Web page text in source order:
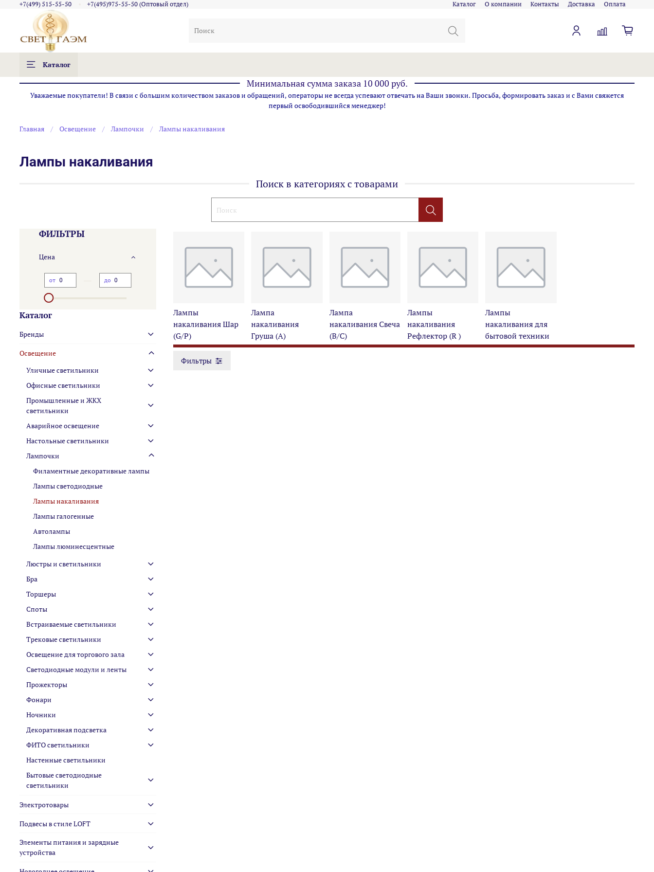
Каталог О компании Контакты Доставка Оплата
+7(499) 515-55-50 +7(495)975-55-50 (Оптовый отдел)
Каталог
Минимальная сумма заказа 10 000 руб.
Уважаемые покупатели! В связи с большим количеством заказов и обращений, операторы не всегда успевают отвечать на Ваши звонки. Просьба, формировать заказ и с Вами свяжется
первый освободившийся менеджер!
Главная Освещение Лампочки Лампы накаливания
Лампы накаливания
Поиск в категориях с товарами
Лампы
накаливания Шар
(G/P)
Лампа
накаливания
Груша (A)
Лампа
накаливания Свеча
(B/C)
Лампы
накаливания
Рефлектор (R )
Лампы
накаливания для
бытовой техники
Фильтры
ФИЛЬТРЫ
Цена
от до
Каталог
Бренды
Освещение
Уличные светильники
Офисные светильники
Промышленные и ЖКХ
светильники
Аварийное освещение
Настольные светильники
Лампочки
Филаментные декоративные лампы
Лампы cветодиодные
Лампы накаливания
Лампы галогенные
Автолампы
Лампы люминесцентные
Люстры и светильники
Бра
Торшеры
Споты
Встраиваемые светильники
Трековые светильники
Освещение для торгового зала
Светодиодные модули и ленты
Прожекторы
Фонари
Ночники
Декоративная подсветка
ФИТО светильники
Настенные светильники
Бытовые светодиодные
светильники
Электротовары
Подвесы в стиле LOFT
Элементы питания и зарядные
устройства